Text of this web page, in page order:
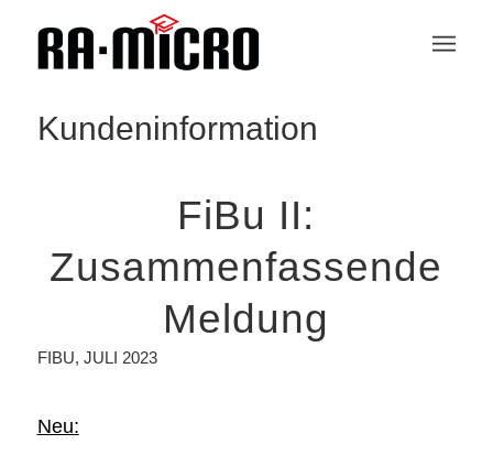
Kundeninformation
FiBu II:
Zusammenfassende
Meldung
FIBU, JULI 2023
Neu: